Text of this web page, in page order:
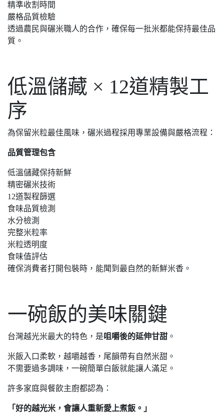
精準收割時間
嚴格品質檢驗
透過農民與碾米職人的合作，確保每一批米都能保持最佳品
質。
低溫儲藏 × 12道精製工
序
為保留米粒最佳風味，碾米過程採用專業設備與嚴格流程：
品質管理包含
低溫儲藏保持新鮮
精密碾米技術
12道製程篩選
食味品質檢測
水分檢測
完整米粒率
米粒透明度
食味值評估
確保消費者打開包裝時，能聞到最自然的新鮮米香。
一碗飯的美味關鍵
台灣越光米最大的特色，是 咀嚼後的延伸甘甜 。
米飯入口柔軟，越嚼越香，尾韻帶有自然米甜。
不需要過多調味，一碗簡單白飯就能讓人滿足。
許多家庭與餐飲主廚都認為：
「好的越光米，會讓人重新愛上煮飯。」